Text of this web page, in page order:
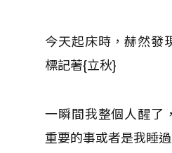
今天起床時，赫然發
標記著{立秋}
一瞬間我整個人醒了
重要的事或者是我睡